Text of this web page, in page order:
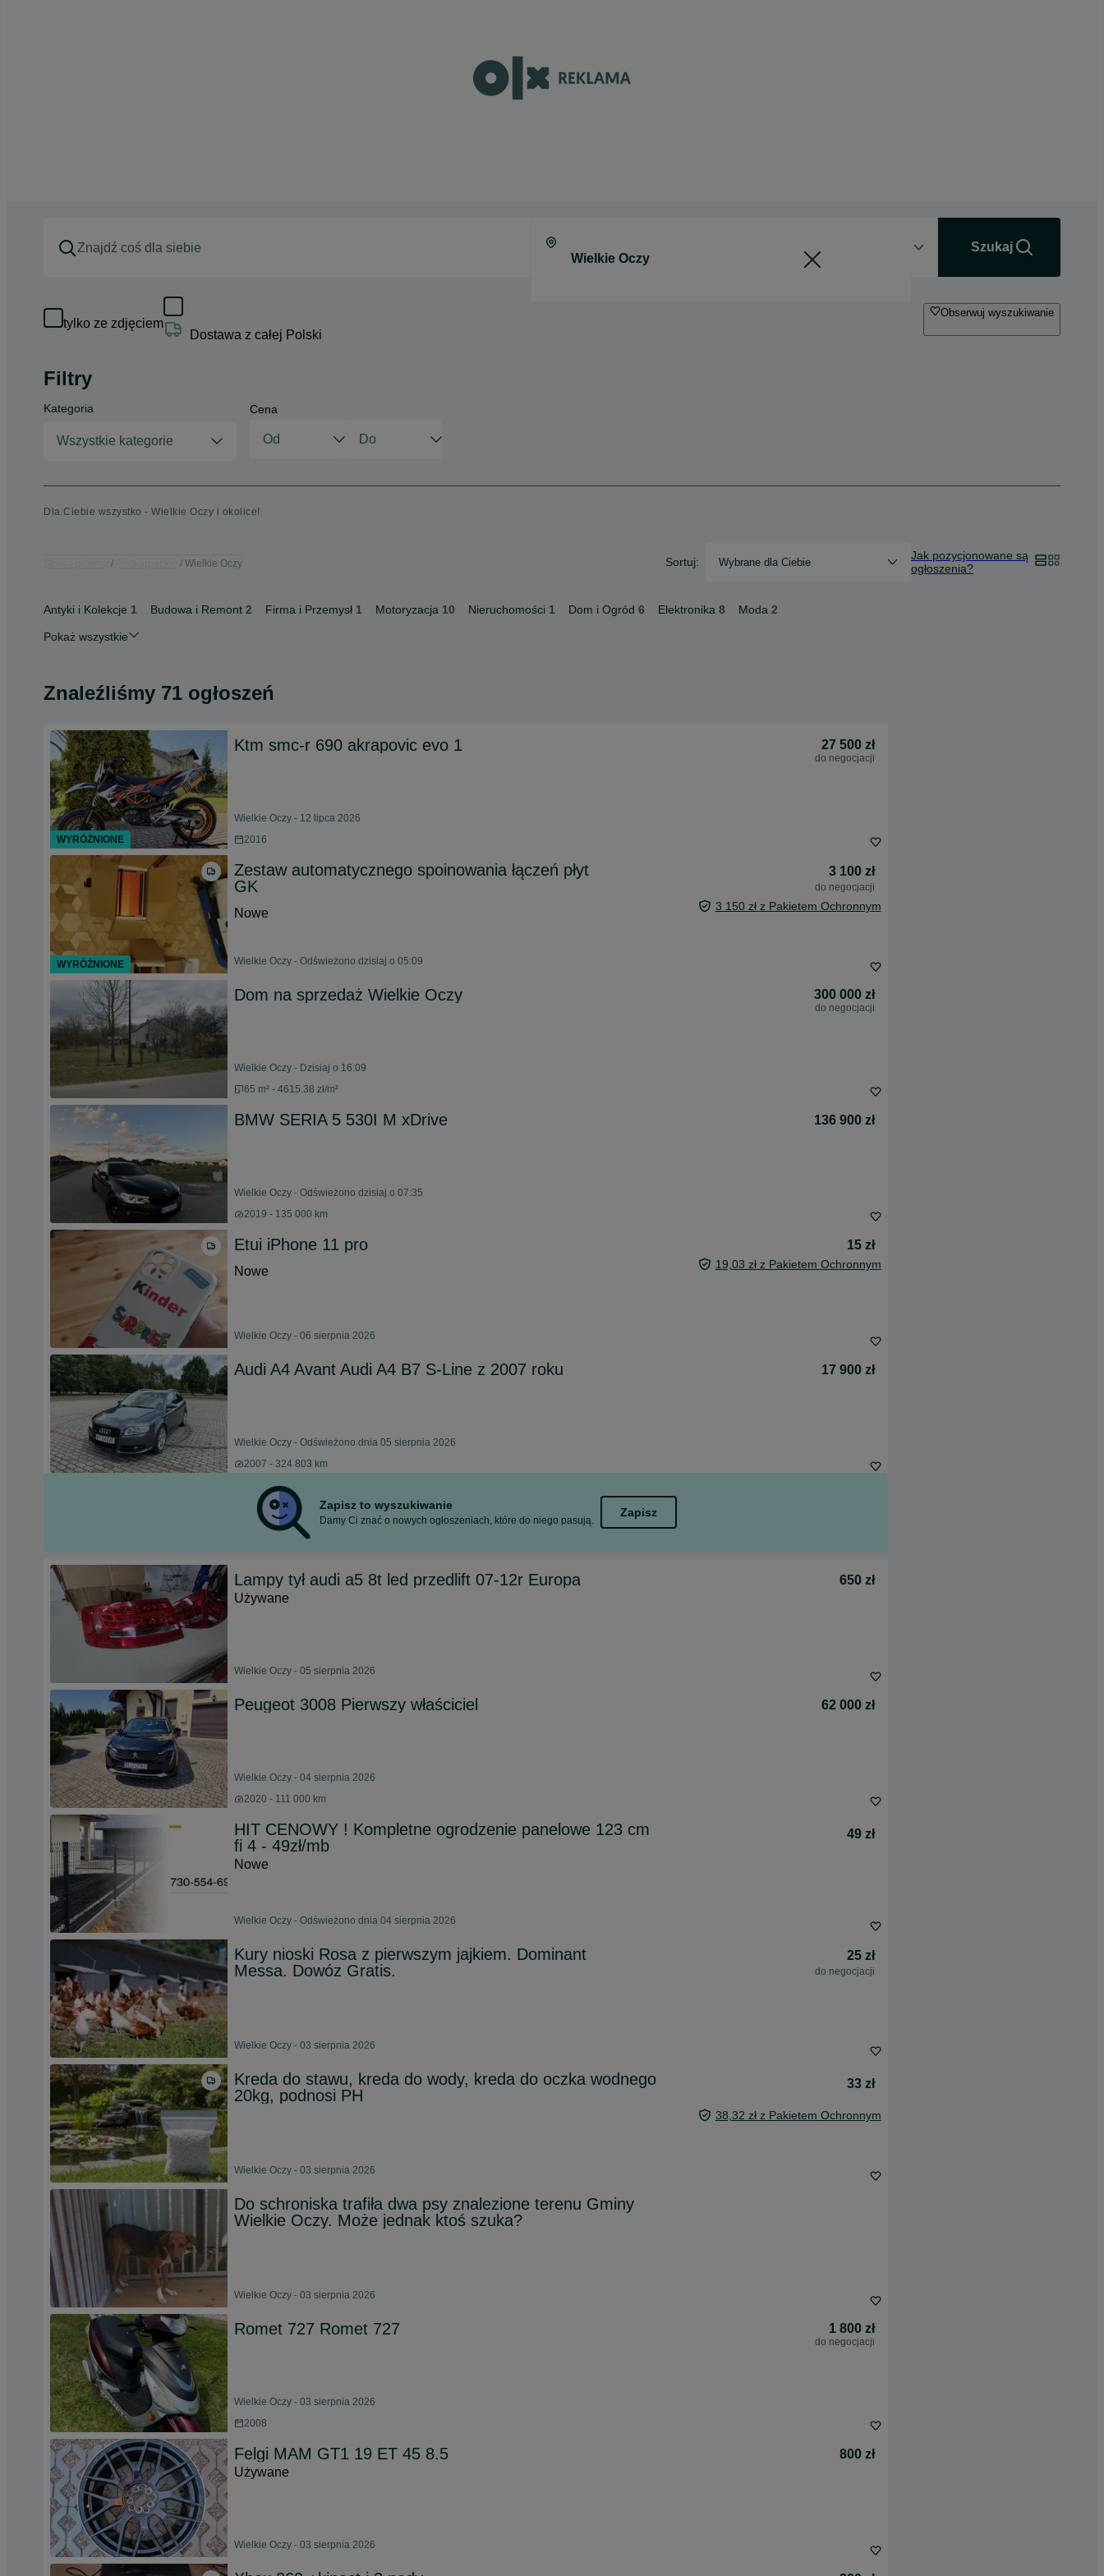
Szukaj
tylko ze zdjęciem
Dostawa z całej Polski
Obserwuj wyszukiwanie
Filtry
Kategoria
Wszystkie kategorie
Cena
Dla Ciebie wszystko - Wielkie Oczy i okolice!
Wielkie Oczy Sortuj: Wybrane dla Ciebie
Jak pozycjonowane są
ogłoszenia?
Antyki i Kolekcje 1 Budowa i Remont 2 Firma i Przemysł 1 Motoryzacja 10 Nieruchomości 1 Dom i Ogród 6 Elektronika 8 Moda 2
Pokaż wszystkie
Znaleźliśmy 71 ogłoszeń
Ktm smc-r 690 akrapovic evo 1 27 500 zł
do negocjacji
Wielkie Oczy - 12 lipca 2026
2016
Zestaw automatycznego spoinowania łączeń płyt
GK
3 100 zł
do negocjacji
Nowe 3 150 zł z Pakietem Ochronnym
Wielkie Oczy - Odświeżono dzisiaj o 05:09
Dom na sprzedaż Wielkie Oczy 300 000 zł
do negocjacji
Wielkie Oczy - Dzisiaj o 16:09
65 m² - 4615.38 zł/m²
BMW SERIA 5 530I M xDrive 136 900 zł
Wielkie Oczy - Odświeżono dzisiaj o 07:35
2019 - 135 000 km
Etui iPhone 11 pro
15 zł
Nowe
19,03 zł z Pakietem Ochronnym
Wielkie Oczy - 06 sierpnia 2026
Audi A4 Avant Audi A4 B7 S-Line z 2007 roku 17 900 zł
Wielkie Oczy - Odświeżono dnia 05 sierpnia 2026
2007 - 324 803 km
Zapisz to wyszukiwanie
Damy Ci znać o nowych ogłoszeniach, które do niego pasują.
Zapisz
Lampy tył audi a5 8t led przedlift 07-12r Europa
650 zł
Używane
Wielkie Oczy - 05 sierpnia 2026
Peugeot 3008 Pierwszy właściciel 62 000 zł
Wielkie Oczy - 04 sierpnia 2026
2020 - 111 000 km
HIT CENOWY ! Kompletne ogrodzenie panelowe 123 cm
fi 4 - 49zł/mb
49 zł
Nowe
Wielkie Oczy - Odświeżono dnia 04 sierpnia 2026
Kury nioski Rosa z pierwszym jajkiem. Dominant
Messa. Dowóz Gratis.
25 zł
do negocjacji
Wielkie Oczy - 03 sierpnia 2026
Kreda do stawu, kreda do wody, kreda do oczka wodnego
20kg, podnosi PH
33 zł
38,32 zł z Pakietem Ochronnym
Wielkie Oczy - 03 sierpnia 2026
Do schroniska trafiła dwa psy znalezione terenu Gminy
Wielkie Oczy. Może jednak ktoś szuka?
Wielkie Oczy - 03 sierpnia 2026
Romet 727 Romet 727 1 800 zł
do negocjacji
Wielkie Oczy - 03 sierpnia 2026
2008
Felgi MAM GT1 19 ET 45 8.5
800 zł
Używane
Wielkie Oczy - 03 sierpnia 2026
WYRÓŻNIONE
WYRÓŻNIONE